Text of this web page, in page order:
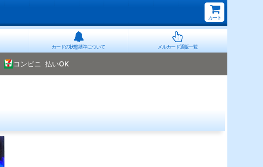
カート
カードの状態基準について メルカード通販一覧
コンビニ 払いOK